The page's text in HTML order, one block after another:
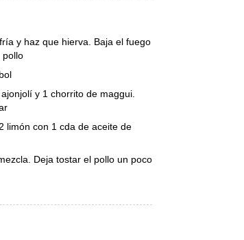
y haz que hierva. Baja el fuego
pollo
y 1 chorrito de maggui.
limón con 1 cda de aceite de
Deja tostar el pollo un poco